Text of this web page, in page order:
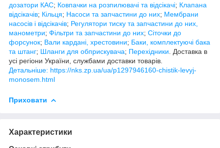
дозатори КАС; Ковпачки на розпилювачі та відсікачі; Клапана
відсікачів; Кільця; Насоси та запчастини до них; Мембрани
насосів і відсікачів; Регулятори тиску та запчастини до них,
манометри; Фільтри та запчастини до них; Сіточки до
форсунок; Вали кардані, хрестовини; Баки, комплектуючі бака
та штанг; Шланги для обприскувача; Перехідники . Доставка в
усі регіони України, службами доставки товарів.
Детальніше: https://nks.zp.ua/ua/p1297946160-chistik-levyj-
monosem.html
Приховати
Характеристики